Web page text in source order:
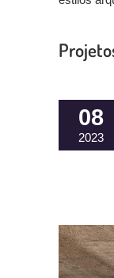
08
2023